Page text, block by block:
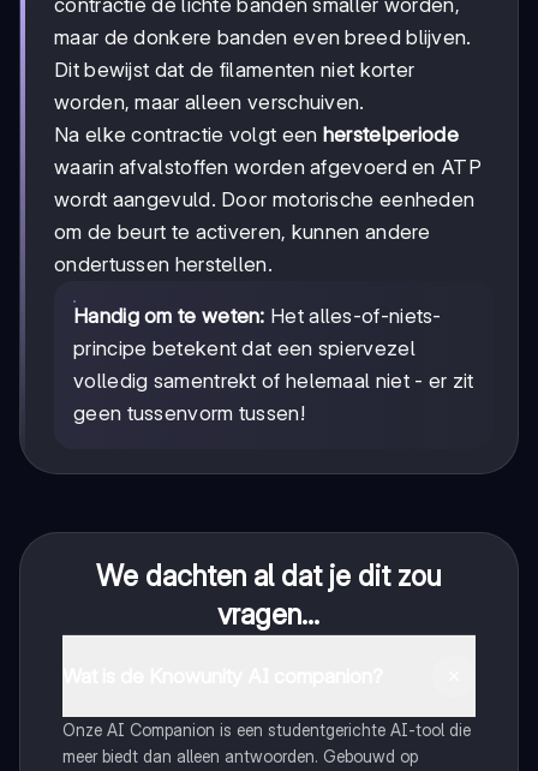
contractie de lichte banden smaller worden,
maar de donkere banden even breed blijven.
Dit bewijst dat de filamenten niet korter
worden, maar alleen verschuiven.
Na elke contractie volgt een herstelperiode
waarin afvalstoffen worden afgevoerd en ATP
wordt aangevuld. Door motorische eenheden
om de beurt te activeren, kunnen andere
ondertussen herstellen.
Handig om te weten: Het alles-of-niets-
principe betekent dat een spiervezel
volledig samentrekt of helemaal niet - er zit
geen tussenvorm tussen!
We dachten al dat je dit zou
vragen...
Onze AI Companion is een studentgerichte AI-tool die
meer biedt dan alleen antwoorden. Gebouwd op